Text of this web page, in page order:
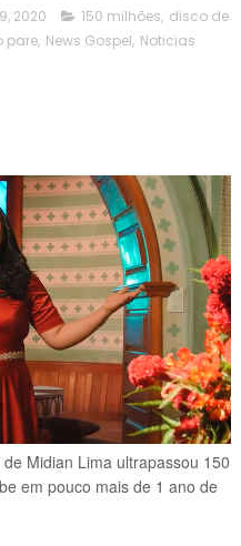
2020 150 milhões, disco de
pare, News Gospel, Noticias
Midian Lima ultrapassou 150
em pouco mais de 1 ano de